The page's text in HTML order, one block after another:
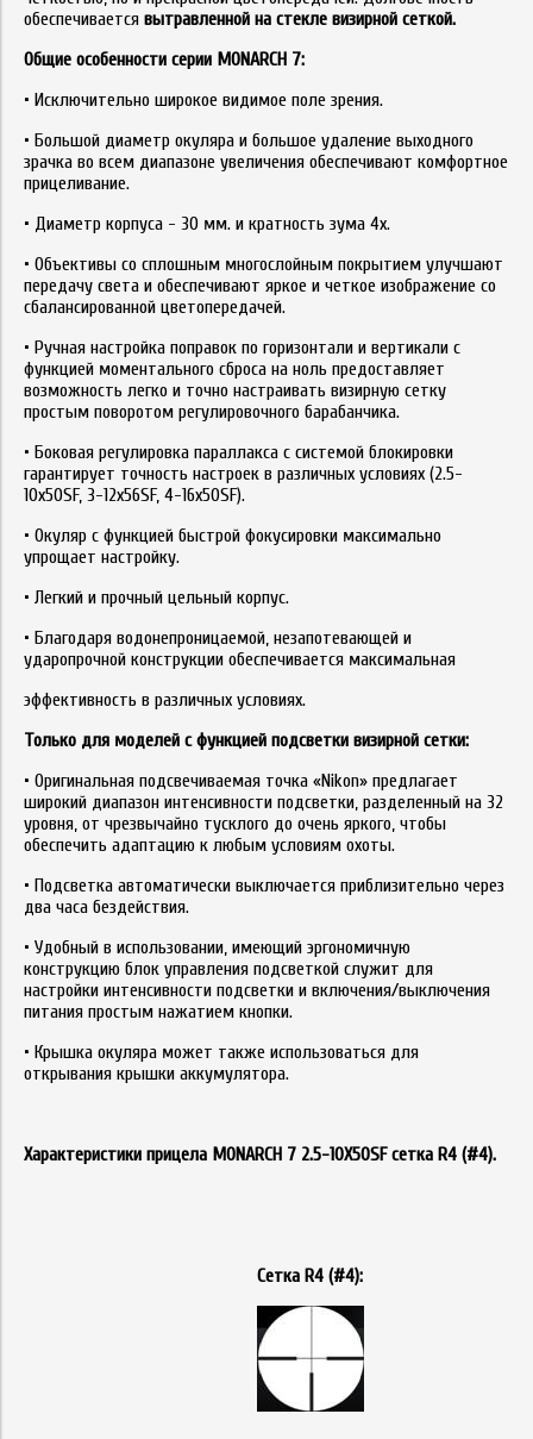
обеспечивается вытравленной на стекле визирной сеткой.
Общие особенности серии MONARCH 7:
• Исключительно широкое видимое поле зрения.
• Большой диаметр окуляра и большое удаление выходного
зрачка во всем диапазоне увеличения обеспечивают комфортное
прицеливание.
• Диаметр корпуса - 30 мм. и кратность зума 4x.
• Объективы со сплошным многослойным покрытием улучшают
передачу света и обеспечивают яркое и четкое изображение со
сбалансированной цветопередачей.
• Ручная настройка поправок по горизонтали и вертикали с
функцией моментального сброса на ноль предоставляет
возможность легко и точно настраивать визирную сетку
простым поворотом регулировочного барабанчика.
• Боковая регулировка параллакса с системой блокировки
гарантирует точность настроек в различных условиях (2.5-
10x50SF, 3-12x56SF, 4-16x50SF).
• Окуляр с функцией быстрой фокусировки максимально
упрощает настройку.
• Легкий и прочный цельный корпус.
• Благодаря водонепроницаемой, незапотевающей и
ударопрочной конструкции обеспечивается максимальная
эффективность в различных условиях.
Только для моделей с функцией подсветки визирной сетки:
• Оригинальная подсвечиваемая точка «Nikon» предлагает
широкий диапазон интенсивности подсветки, разделенный на 32
уровня, от чрезвычайно тусклого до очень яркого, чтобы
обеспечить адаптацию к любым условиям охоты.
• Подсветка автоматически выключается приблизительно через
два часа бездействия.
• Удобный в использовании, имеющий эргономичную
конструкцию блок управления подсветкой служит для
настройки интенсивности подсветки и включения/выключения
питания простым нажатием кнопки.
• Крышка окуляра может также использоваться для
открывания крышки аккумулятора.
Характеристики прицела MONARCH 7 2.5-10X50SF сетка R4 (#4).
Сетка R4 (#4):